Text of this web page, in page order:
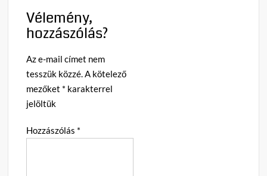
Vélemény,
hozzászólás?
Az e-mail címet nem
tesszük közzé.A kötelező
mezőket * karakterrel
jelöltük
Hozzászólás *